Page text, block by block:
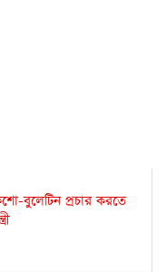
বুলেটিন প্রচার করতে